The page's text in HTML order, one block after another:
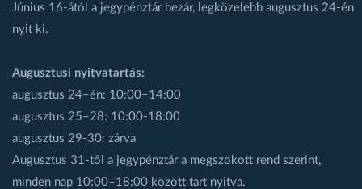
Június 16-ától a jegypénztár bezár, legközelebb augusztus 24-én
nyit ki.
Augusztusi nyitvatartás:
augusztus 24–én: 10:00–14:00
augusztus 25–28: 10:00-18:00
augusztus 29-30: zárva
Augusztus 31-től a jegypénztár a megszokott rend szerint,
minden nap 10:00–18:00 között tart nyitva.